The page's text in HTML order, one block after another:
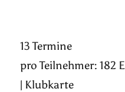
13 Termine
pro Teilnehmer: 182
| Klubkarte